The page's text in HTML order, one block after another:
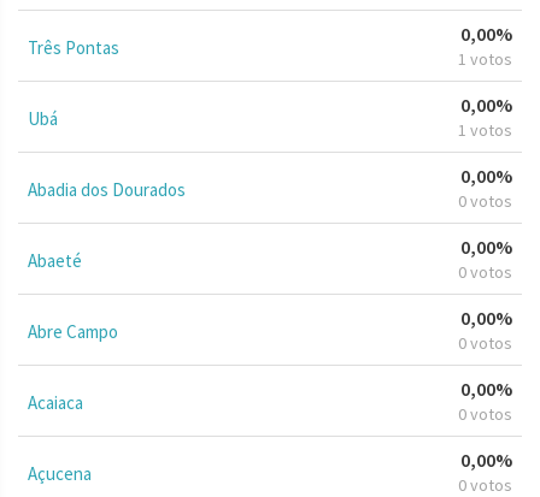
Três Pontas
0,00%
1 votos
Ubá
0,00%
1 votos
Abadia dos Dourados
0,00%
0 votos
Abaeté
0,00%
0 votos
Abre Campo
0,00%
0 votos
Acaiaca
0,00%
0 votos
Açucena
0,00%
0 votos